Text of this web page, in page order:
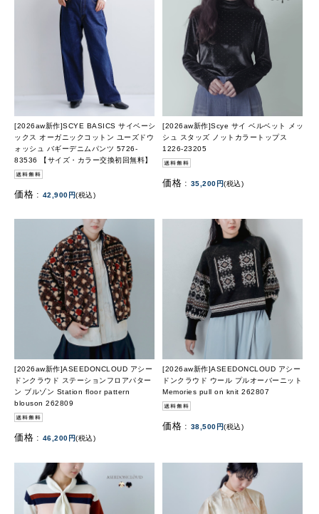
[2026aw新作]SCYE BASICS サイベーシ
ックス オーガニックコットン ユーズドウ
ォッシュ バギーデニムパンツ 5726-
83536 【サイズ・カラー交換初回無料】
価格 : 42,900円(税込)
[2026aw新作]Scye サイ ベルベット メッ
シュ スタッズ ノットカラートップス
1226-23205
価格 : 35,200円(税込)
[2026aw新作]ASEEDONCLOUD アシー
ドンクラウド ステーションフロアパター
ン ブルゾン Station floor pattern
blouson 262809
価格 : 46,200円(税込)
[2026aw新作]ASEEDONCLOUD アシー
ドンクラウド ウール プルオーバーニット
Memories pull on knit 262807
価格 : 38,500円(税込)